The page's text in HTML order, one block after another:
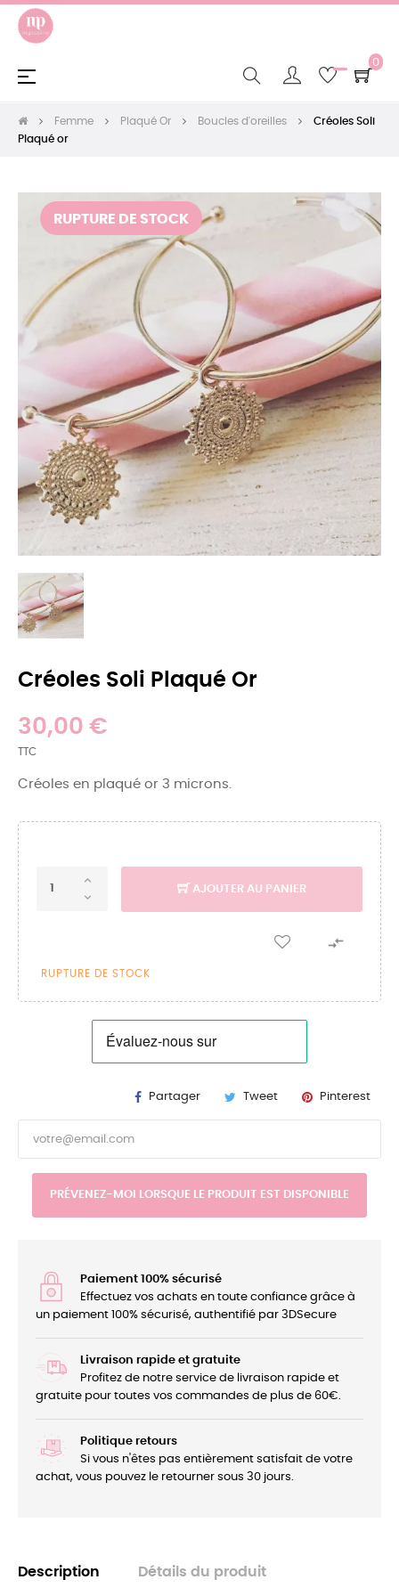
0
Basculer
☰
Femme Plaqué Or Boucles d'oreilles
Créoles Soli
Plaqué or
RUPTURE DE STOCK
Créoles Soli Plaqué Or
30,00 €
TTC
Créoles en plaqué or 3 microns.
AJOUTER AU PANIER

RUPTURE DE STOCK
Partager Tweet Pinterest
PRÉVENEZ-MOI LORSQUE LE PRODUIT EST DISPONIBLE
Paiement 100% sécurisé
Effectuez vos achats en toute confiance grâce à
un paiement 100% sécurisé, authentifié par 3DSecure
Livraison rapide et gratuite
Profitez de notre service de livraison rapide et
gratuite pour toutes vos commandes de plus de 60€.
Politique retours
Si vous n'êtes pas entièrement satisfait de votre
achat, vous pouvez le retourner sous 30 jours.
Description Détails du produit